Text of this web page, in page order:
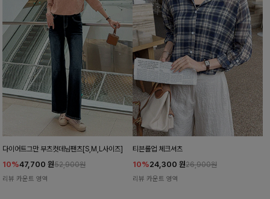
다이어트그만 부츠컷데님팬츠[S,M,L사이즈]
10%47,700 원52,900원
리뷰 카운트 영역
티븐롤업 체크셔츠
10%24,300 원26,900원
리뷰 카운트 영역